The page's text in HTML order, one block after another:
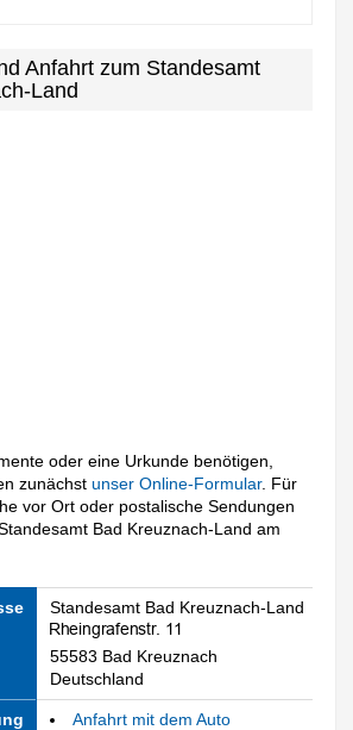
Anfahrt zum Standesamt
Land
oder eine Urkunde benötigen,
zunächstunser Online-Formular. Für
vor Ort oder postalische Sendungen
Bad Kreuznach-Land am
Standesamt Bad Kreuznach-Land
55583 Bad Kreuznach
Deutschland
Anfahrt mit dem Auto